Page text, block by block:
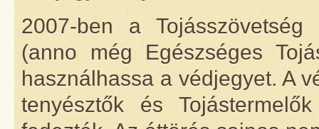
2007-ben a
(anno még Egészséges
használhassa a védjegyet. A
tenyésztők és